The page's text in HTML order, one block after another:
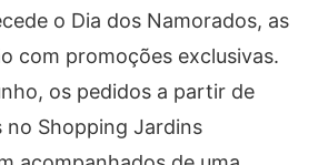
o Dia dos Namorados, as
com promoções exclusivas.
os pedidos a partir de
no Shopping Jardins